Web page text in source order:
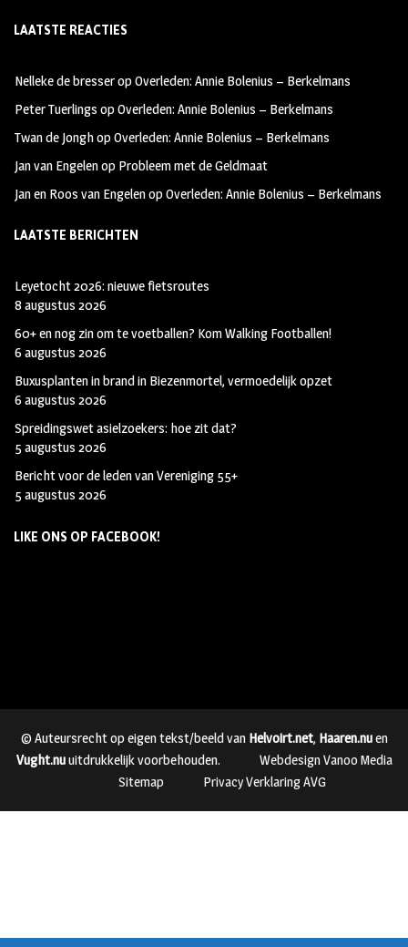
b
oo
k
ag
m
tt
LAATSTE REACTIES
Nelleke de bresseropOverleden: Annie Bolenius – Berkelmans
Peter Tuerlings opOverleden: Annie Bolenius – Berkelmans
Twan de JonghopOverleden: Annie Bolenius – Berkelmans
Jan van Engelenop Probleem met de Geldmaat
Jan en Roos van EngelenopOverleden: Annie Bolenius – Berkelmans
LAATSTE BERICHTEN
Leyetocht 2026: nieuwe fietsroutes
8 augustus 2026
60+ en nog zin om te voetballen? Kom Walking Footballen!
6 augustus 2026
Buxusplanten in brand in Biezenmortel, vermoedelijk opzet
6 augustus 2026
Spreidingswet asielzoekers: hoe zit dat?
5 augustus 2026
Bericht voor de leden van Vereniging 55+
5 augustus 2026
LIKE ONS OP FACEBOOK!
© Auteursrecht op eigen tekst/beeld van Helvoirt.net, Haaren.nuen
Vught.nuuitdrukkelijk voorbehouden.
Webdesign Vanoo Media
Sitemap
Privacy Verklaring AVG